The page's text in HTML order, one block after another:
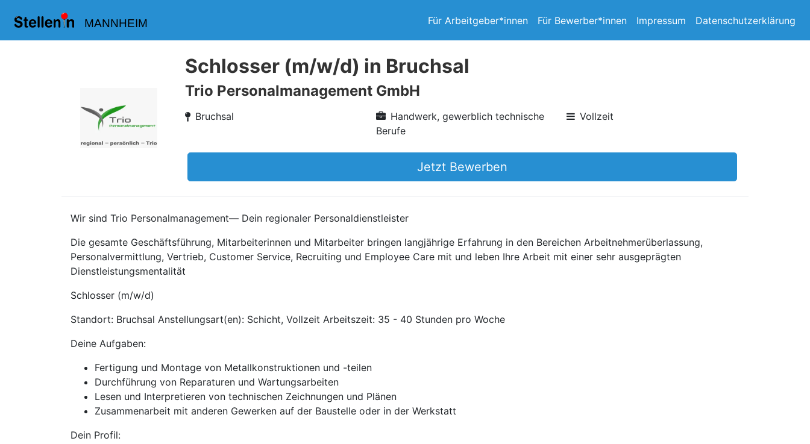
MANNHEIM Für Arbeitgeber*innen Für Bewerber*innen Impressum Datenschutzerklärung
Schlosser (m/w/d) in Bruchsal
Trio Personalmanagement GmbH
Bruchsal
Handwerk, gewerblich technische
Berufe
Vollzeit
Jetzt Bewerben
Wir sind Trio Personalmanagement— Dein regionaler Personaldienstleister
Die gesamte Geschäftsführung, Mitarbeiterinnen und Mitarbeiter bringen langjährige Erfahrung in den Bereichen Arbeitnehmerüberlassung,
Personalvermittlung, Vertrieb, Customer Service, Recruiting und Employee Care mit und leben Ihre Arbeit mit einer sehr ausgeprägten
Dienstleistungsmentalität
Schlosser (m/w/d)
Standort: Bruchsal Anstellungsart(en): Schicht, Vollzeit Arbeitszeit: 35 - 40 Stunden pro Woche
Deine Aufgaben:
Fertigung und Montage von Metallkonstruktionen und -teilen
Durchführung von Reparaturen und Wartungsarbeiten
Lesen und Interpretieren von technischen Zeichnungen und Plänen
Zusammenarbeit mit anderen Gewerken auf der Baustelle oder in der Werkstatt
Dein Profil: